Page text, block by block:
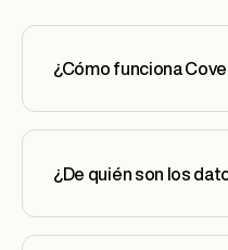
¿Cómo funciona
¿De quién son los